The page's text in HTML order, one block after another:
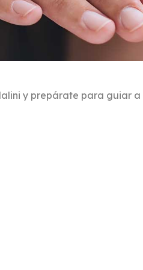
y prepárate para guiar a